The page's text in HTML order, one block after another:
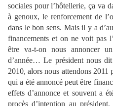
sociales pour l’hôtellerie, ça va
à genoux, le renforcement de
dans le bon sens. Mais il y a
financements et on ne voit pas
être va-t-on nous annoncer
d’année… Le président nous
2010, alors nous attendons
qui a été annoncé peut être
effets d’annonce et souvent a
procès d’intention au